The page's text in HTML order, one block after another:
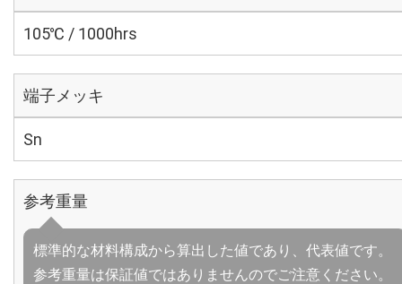
105℃ / 1000hrs
端子メッキ
Sn
参考重量
標準的な材料構成から算出した値であり、代表値です。
参考重量は保証値ではありませんのでご注意ください。